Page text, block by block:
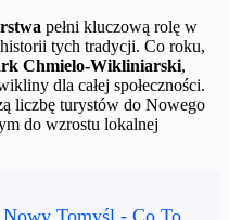
pełni kluczową rolę w
tych tradycji. Co roku,
Chmielo-Wikliniarski,
dla całej społeczności.
liczbę turystów do Nowego
do wzrostu lokalnej
Tomyśl - Co To